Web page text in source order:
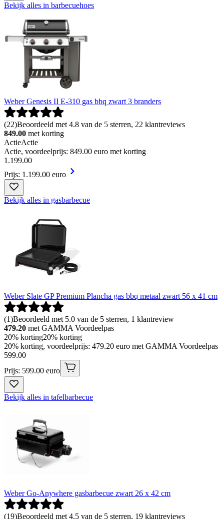
Bekijk alles in barbecuehoes
Weber Genesis II E-310 gas bbq zwart 3 branders
(22)Beoordeeld met 4.8 van de 5 sterren, 22 klantreviews
849.00 met korting
ActieActie
Actie, voordeelprijs: 849.00 euro met korting
1 .199.00
Prijs: 1.199.00 euro
Bekijk alles in gasbarbecue
Weber Slate GP Premium Plancha gas bbq metaal zwart 56 x 41 cm
(1)Beoordeeld met 5.0 van de 5 sterren, 1 klantreview
479.20 met GAMMA Voordeelpas
20% korting20% korting
20% korting, voordeelprijs: 479.20 euro met GAMMA Voordeelpas
599.00
Prijs: 599.00 euro
Bekijk alles in tafelbarbecue
Weber Go-Anywhere gasbarbecue zwart 26 x 42 cm
(19)Beoordeeld met 4.5 van de 5 sterren, 19 klantreviews